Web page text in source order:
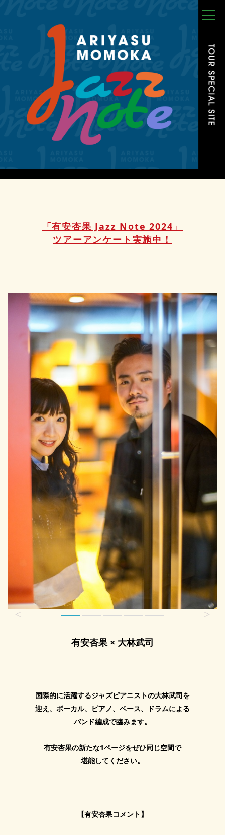
「有安杏果 Jazz Note 2024」
ツアーアンケート実施中！
有安杏果 × 大林武司
国際的に活躍するジャズピアニストの大林武司を
迎え、ボーカル、ピアノ、ベース、ドラムによる
バンド編成で臨みます。
有安杏果の新たな1ページをぜひ同じ空間で
堪能してください。
【有安杏果コメント】